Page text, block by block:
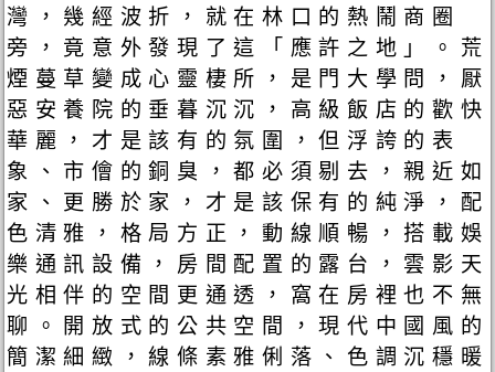
灣，幾經波折，就在林口的熱鬧商圈
旁，竟意外發現了這「應許之地」。荒
煙蔓草變成心靈棲所，是門大學問，厭
惡安養院的垂暮沉沉，高級飯店的歡快
華麗，才是該有的氛圍，但浮誇的表
象、市儈的銅臭，都必須剔去，親近如
家、更勝於家，才是該保有的純淨，配
色清雅，格局方正，動線順暢，搭載娛
樂通訊設備，房間配置的露台，雲影天
光相伴的空間更通透，窩在房裡也不無
聊。開放式的公共空間，現代中國風的
簡潔細緻，線條素雅俐落、色調沉穩暖